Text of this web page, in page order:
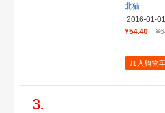
北猫
2016-01-01
¥54.40
加入购物
3.